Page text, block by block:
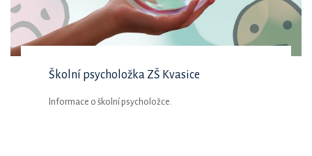
Školní psycholožka ZŠ Kvasice
Informace o školní psycholožce.